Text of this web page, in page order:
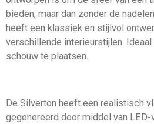
bieden, maar dan zonder de
heeft een klassiek en stijlvol
verschillende interieurstijlen.
schouw te plaatsen.
De Silverton heeft een realistisch
gegenereerd door middel van